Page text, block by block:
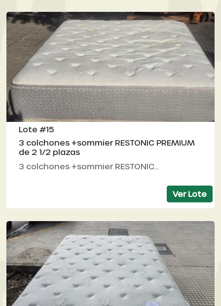
Lote #15
3 colchones +sommier RESTONIC PREMIUM
de 2 1/2 plazas
3 colchones +sommier RESTONIC...
Ver Lote